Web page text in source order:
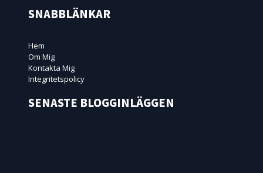
SNABBLÄNKAR
Hem
Om Mig
Kontakta Mig
Integritetspolicy
SENASTE BLOGGINLÄGGEN